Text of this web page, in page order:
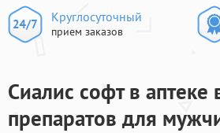
Круглосуточный
прием заказов
Сиалис софт в
препаратов для